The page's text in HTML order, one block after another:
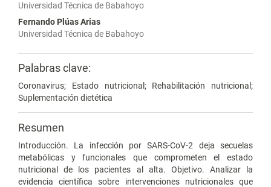
Universidad Técnica de Babahoyo
Fernando Plúas Arias
Universidad Técnica de Babahoyo
Palabras clave:
Coronavirus; Estado nutricional; Rehabilitación nutricional;
Suplementación dietética
Resumen
Introducción. La infección por SARS-CoV-2 deja secuelas
metabólicas y funcionales que comprometen el estado
nutricional de los pacientes al alta. Objetivo. Analizar la
evidencia científica sobre intervenciones nutricionales que